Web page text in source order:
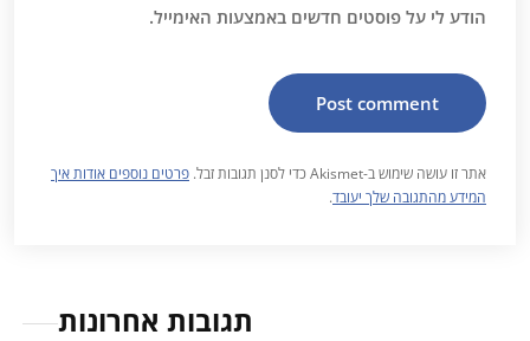
הודע לי על פוסטים חדשים באמצעות האימייל.
אתר זו עושה שימוש ב-Akismet כדי לסנן תגובות זבל.
פרטים נוספים אודות איך
המידע מהתגובה שלך יעובד.
תגובות אחרונות